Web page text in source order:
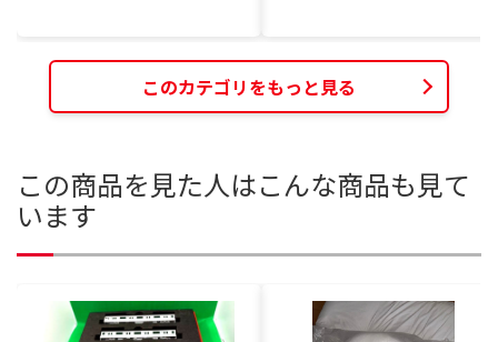
このカテゴリをもっと見る
この商品を見た人はこんな商品も見て
います